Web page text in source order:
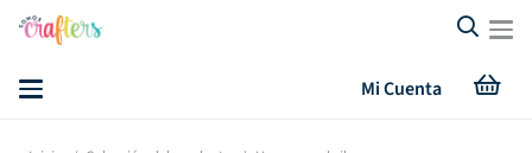
Mi Cuenta